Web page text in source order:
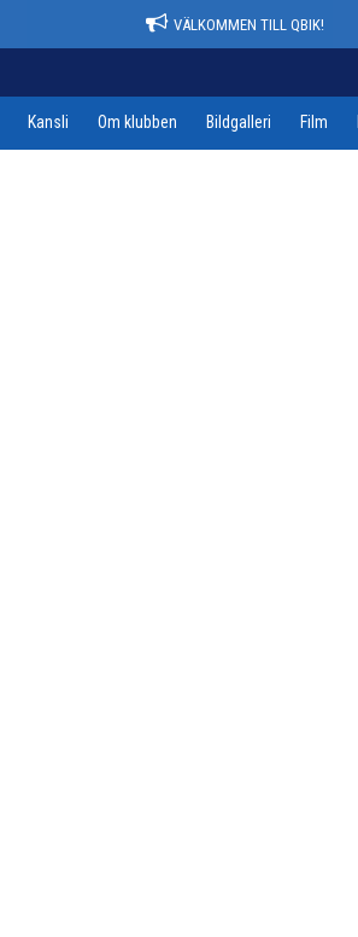
VÄLKOMMEN TILL QBIK!
Kansli Om klubben Bildgalleri Film